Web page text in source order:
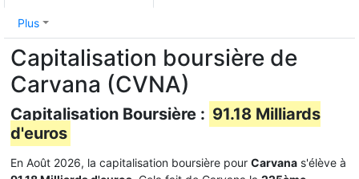
Plus
Capitalisation boursière de
Carvana (CVNA)
Capitalisation Boursière : 91.18 Milliards
d'euros
En Août 2026, la capitalisation boursière pour Carvana s'élève à